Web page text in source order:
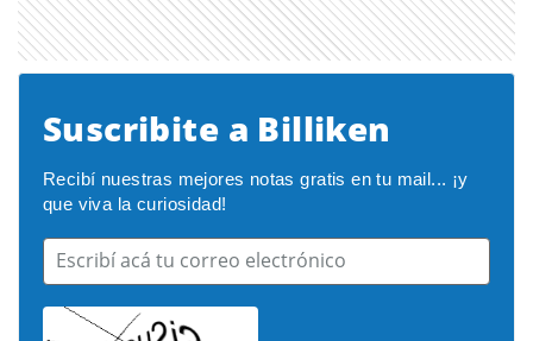
Suscribite a Billiken
Recibí nuestras mejores notas gratis en tu mail... ¡y
que viva la curiosidad!
Escribí acá tu correo electrónico